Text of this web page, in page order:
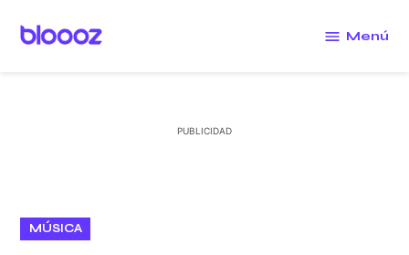
Menú
PUBLICADO
EN
MÚSICA